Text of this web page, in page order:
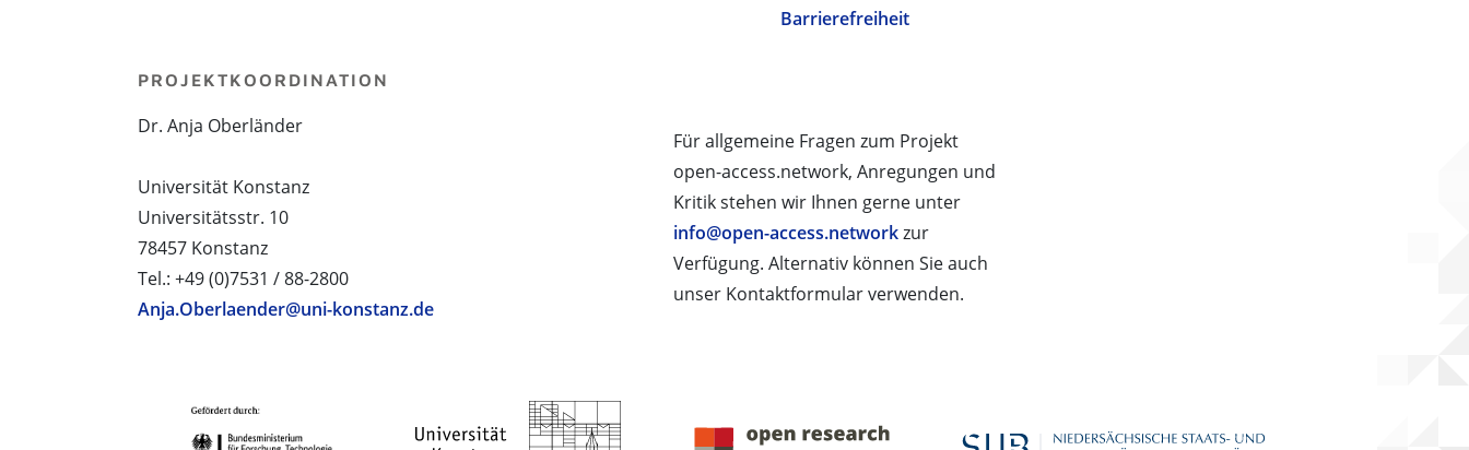
Barrierefreiheit
Für allgemeine Fragen zum Projekt
open-access.network, Anregungen und
Kritik stehen wir Ihnen gerne unter
info@open-access.networkzur
Verfügung. Alternativ können Sie auch
unser Kontaktformular verwenden.
PROJEKTKOORDINATION
Dr. Anja Oberländer
Universität Konstanz
Universitätsstr. 10
78457 Konstanz
Tel.: +49 (0)7531 / 88-2800
Anja.Oberlaender@uni-konstanz.de